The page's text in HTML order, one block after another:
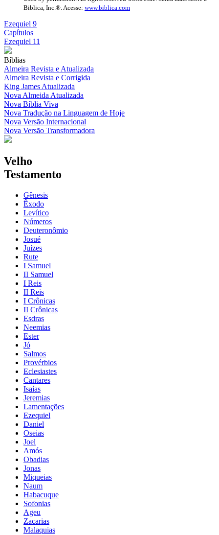
Biblica, Inc.®. Acesse: www.biblica.com
Ezequiel 9
Capítulos
Ezequiel 11
Bíblias
Almeira Revista e Atualizada
Almeira Revista e Corrigida
King James Atualizada
Nova Almeida Atualizada
Nova Bíblia Viva
Nova Tradução na Linguagem de Hoje
Nova Versão Internacional
Nova Versão Transformadora
Velho
Testamento
Gênesis
Êxodo
Levítico
Números
Deuteronômio
Josué
Juízes
Rute
I Samuel
II Samuel
I Reis
II Reis
I Crônicas
II Crônicas
Esdras
Neemias
Ester
Jó
Salmos
Provérbios
Eclesiastes
Cantares
Isaías
Jeremias
Lamentações
Ezequiel
Daniel
Oseias
Joel
Amós
Obadias
Jonas
Miqueias
Naum
Habacuque
Sofonias
Ageu
Zacarias
Malaquias